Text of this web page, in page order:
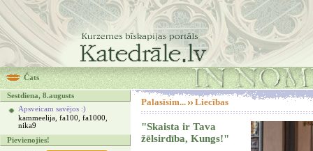
Čats
Sestdiena, 8.augusts
Apsveicam savējos :)
kammeelija, fa100, fa1000,
nika9
Pievienojies!
Palasīsim... Liecības
"Skaista ir Tava
žēlsirdība, Kungs!"